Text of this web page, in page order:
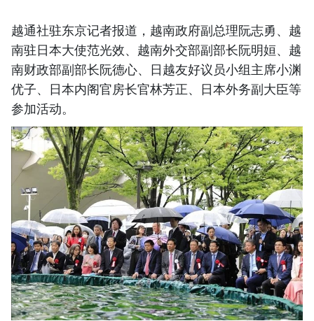
越通社驻东京记者报道，越南政府副总理阮志勇、越
南驻日本大使范光效、越南外交部副部长阮明姮、越
南财政部副部长阮德心、日越友好议员小组主席小渊
优子、日本内阁官房长官林芳正、日本外务副大臣等
参加活动。